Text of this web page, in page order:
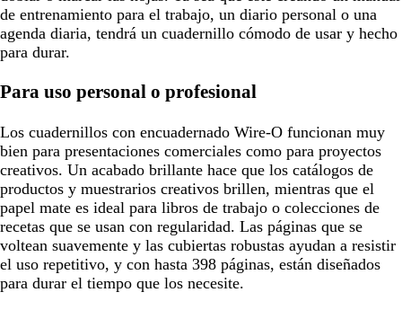
de entrenamiento para el trabajo, un diario personal o una
agenda diaria, tendrá un cuadernillo cómodo de usar y hecho
para durar.
Para uso personal o profesional
Los cuadernillos con encuadernado Wire-O funcionan muy
bien para presentaciones comerciales como para proyectos
creativos. Un acabado brillante hace que los catálogos de
productos y muestrarios creativos brillen, mientras que el
papel mate es ideal para libros de trabajo o colecciones de
recetas que se usan con regularidad. Las páginas que se
voltean suavemente y las cubiertas robustas ayudan a resistir
el uso repetitivo, y con hasta 398 páginas, están diseñados
para durar el tiempo que los necesite.